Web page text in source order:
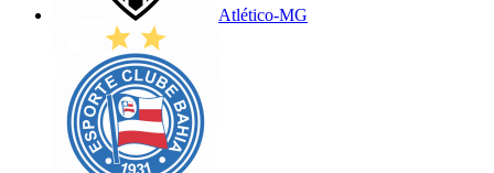
Atlético-MG